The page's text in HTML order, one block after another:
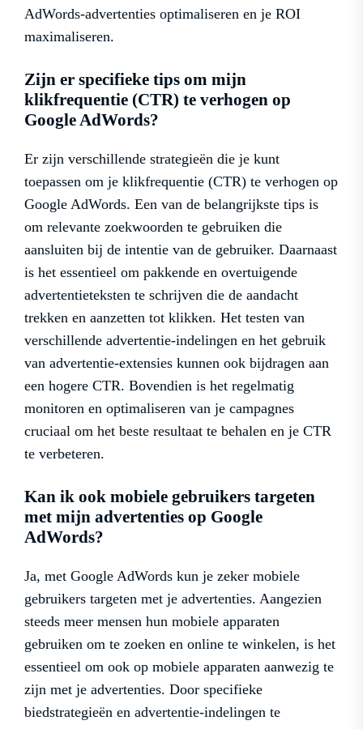
AdWords-advertenties optimaliseren en je ROI
maximaliseren.
Zijn er specifieke tips om mijn
klikfrequentie (CTR) te verhogen op
Google AdWords?
Er zijn verschillende strategieën die je kunt
toepassen om je klikfrequentie (CTR) te verhogen op
Google AdWords. Een van de belangrijkste tips is
om relevante zoekwoorden te gebruiken die
aansluiten bij de intentie van de gebruiker. Daarnaast
is het essentieel om pakkende en overtuigende
advertentieteksten te schrijven die de aandacht
trekken en aanzetten tot klikken. Het testen van
verschillende advertentie-indelingen en het gebruik
van advertentie-extensies kunnen ook bijdragen aan
een hogere CTR. Bovendien is het regelmatig
monitoren en optimaliseren van je campagnes
cruciaal om het beste resultaat te behalen en je CTR
te verbeteren.
Kan ik ook mobiele gebruikers targeten
met mijn advertenties op Google
AdWords?
Ja, met Google AdWords kun je zeker mobiele
gebruikers targeten met je advertenties. Aangezien
steeds meer mensen hun mobiele apparaten
gebruiken om te zoeken en online te winkelen, is het
essentieel om ook op mobiele apparaten aanwezig te
zijn met je advertenties. Door specifieke
biedstrategieën en advertentie-indelingen te